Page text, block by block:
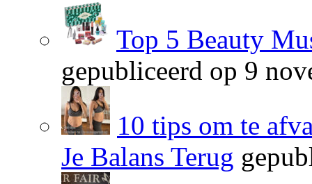
Top 5 Beauty
gepubliceerd op 9
10 tips om te
Je Balans Terug